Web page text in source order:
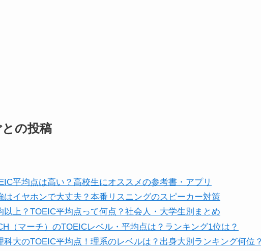
の投稿
平均点は高い？高校生にオススメの参考書・アプリ
はイヤホンで大丈夫？本番リスニングのスピーカー対策
以上？TOEIC平均点って何点？社会人・大学生別まとめ
（マーチ）のTOEICレベル・平均点は？ランキング1位は？
科大のTOEIC平均点！理系のレベルは？出身大別ランキング何位